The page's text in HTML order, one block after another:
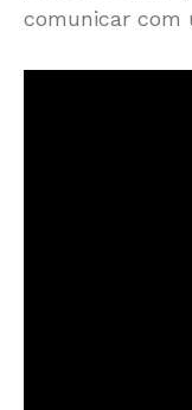
comunicar com